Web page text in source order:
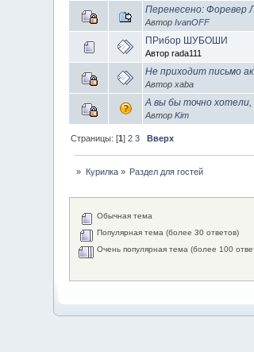
Перенесено: Форевер
АвторIvanOFF
ПРибор ШУБОШИ
Автор rada111
Не приходит письмо
Автор xaba
А вы бы точно
АвторKim
Страницы: [1]2 3 Вверх
» Курилка» Раздел для гостей
Обычная тема
Популярная тема (более 30 ответов)
Очень популярная тема (более 100